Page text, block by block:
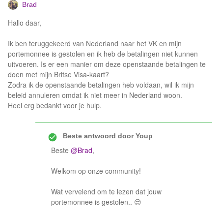
Brad
Hallo daar,
Ik ben teruggekeerd van Nederland naar het VK en mijn
portemonnee is gestolen en ik heb de betalingen niet kunnen
uitvoeren. Is er een manier om deze openstaande betalingen te
doen met mijn Britse Visa-kaart?
Zodra ik de openstaande betalingen heb voldaan, wil ik mijn
beleid annuleren omdat ik niet meer in Nederland woon.
Heel erg bedankt voor je hulp.
Beste antwoord doorYoup
Beste @Brad,
Welkom op onze community!
Wat vervelend om te lezen dat jouw
portemonnee is gestolen.. 😒